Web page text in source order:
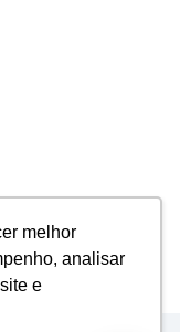
melhor
analisar
e
do Colégio Padre João
Assistência Social na
legislação vigente.